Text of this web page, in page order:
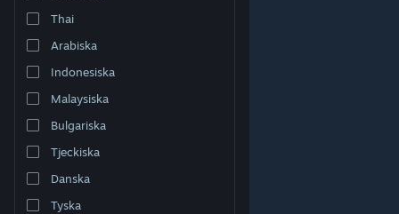
Se skrivbordswebbplats
Thai
Arabiska
Indonesiska
Malaysiska
Bulgariska
Tjeckiska
Danska
Tyska